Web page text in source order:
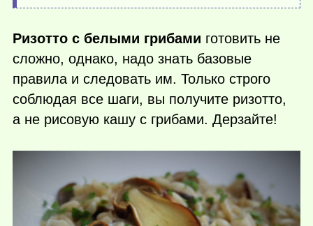
Ризотто с белыми грибами готовить не
сложно, однако, надо знать базовые
правила и следовать им. Только строго
соблюдая все шаги, вы получите ризотто,
а не рисовую кашу с грибами. Дерзайте!